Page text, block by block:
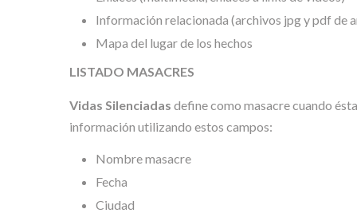
Información relacionada (archivos jpg y pdf de
Mapa del lugar de los hechos
LISTADO MASACRES
Vidas Silenciadas define como masacre cuando
información utilizando estos campos:
Nombre masacre
Fecha
Ciudad